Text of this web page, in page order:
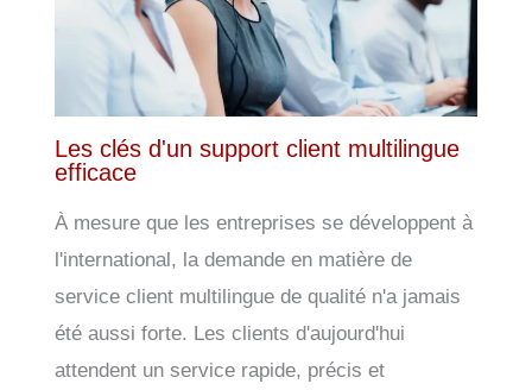
Les clés d'un support client multilingue
efficace
À mesure que les entreprises se développent à
l'international, la demande en matière de
service client multilingue de qualité n'a jamais
été aussi forte. Les clients d'aujourd'hui
attendent un service rapide, précis et